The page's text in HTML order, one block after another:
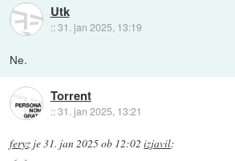
Utk
::31. jan 2025, 13:19
Ne.
Torrent
::31. jan 2025, 13:21
feryz je31. jan 2025 ob 12:02 izjavil: